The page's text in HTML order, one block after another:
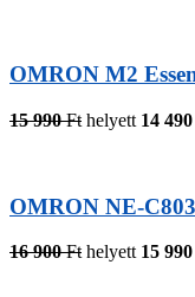
OMRON M2
15 990 Ft helyett 14 490
OMRON NE-
16 900 Ft helyett 15 990